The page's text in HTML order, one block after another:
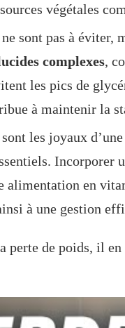
végétales
sont pas à éviter,
complexes,
les pics de
à maintenir la
les joyaux
Incorporer
alimentation en
à une gestion
perte de poids, il